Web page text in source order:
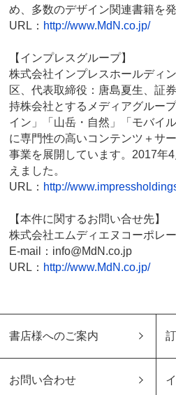
め、多数のデザイン関連書籍を
URL： http://www.MdN.co.jp/
【インプレスグループ】
株式会社インプレスホールディ
区、代表取締役：唐島夏生、証
持株会社とするメディアグルー
イン」「山岳・自然」「モバイ
に専門性の高いコンテンツ＋サ
事業を展開しています。2017年
えました。
URL： http://
【本件に関するお問い合せ先】
株式会社エムディエヌコーポレ
E-mail：info@MdN.co.jp
URL： http://www.MdN.co.jp/
書店様へのご案内
お問い合わせ